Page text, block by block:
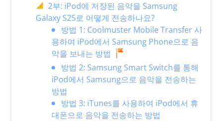
2부: iPod에 저장된 음악을 Samsung
Galaxy S25로 어떻게 전송하나요?
방법 1: Coolmuster Mobile Transfer 사
용하여 iPod에서 Samsung Phone으로 음
악을 보내는 방법
방법 2: Samsung Smart Switch를 통해
iPod에서 Samsung으로 음악을 전송하는
방법
방법 3: iTunes를 사용하여 iPod에서 휴
대폰으로 음악을 전송하는 방법